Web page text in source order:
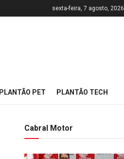
sexta-feira, 7 agosto, 2026
PLANTÃO PET PLANTÃO TECH
Cabral Motor